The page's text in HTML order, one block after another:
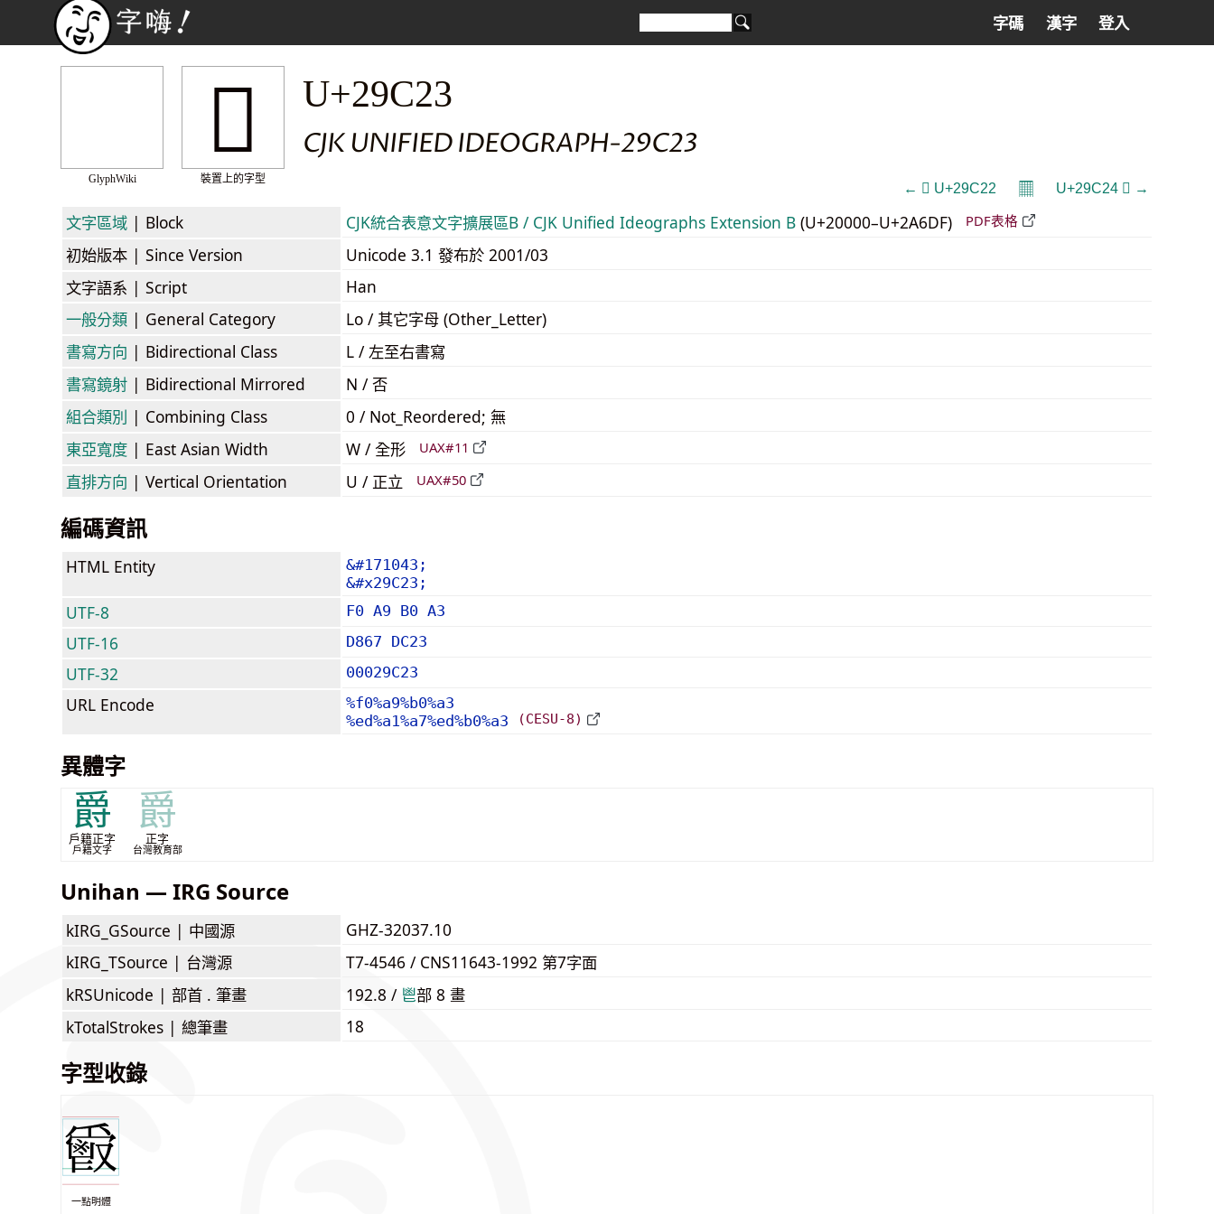
字碼 漢字 登入
GlyphWiki
𩰣
裝置上的字型
U+29C23
CJK UNIFIED IDEOGRAPH-29C23
← 𩰢 U+29C22 𝄜 U+29C24 𩰤 →
文字區域 | Block CJK統合表意文字擴展區B / CJK Unified Ideographs Extension B (U+20000–U+2A6DF) PDF表格
初始版本 | Since Version
Unicode 3.1 發布於 2001/03
文字語系 | Script
Han
一般分類 | General Category
Lo / 其它字母 (Other_Letter)
書寫方向 | Bidirectional Class
L / 左至右書寫
書寫鏡射 | Bidirectional Mirrored
N / 否
組合類別 | Combining Class
0 / Not_Reordered; 無
東亞寬度 | East Asian Width W / 全形 UAX#11
直排方向 | Vertical Orientation U / 正立 UAX#50
編碼資訊
HTML Entity
&#171043;
&#x29C23;
UTF-8 F0 A9 B0 A3
UTF-16 D867 DC23
UTF-32 00029C23
URL Encode
%f0%a9%b0%a3
%ed%a1%a7%ed%b0%a3
(CESU-8)
異體字
爵
戶籍正字
戶籍文字
爵
正字
台灣教育部
Unihan — IRG Source
kIRG_GSource | 中國源
GHZ-32037.10
kIRG_TSource | 台灣源
T7-4546 / CNS11643-1992 第7字面
kRSUnicode | 部首 . 筆畫 192.8 / ⾿部 8 畫
kTotalStrokes | 總筆畫 18
字型收錄
一點明體